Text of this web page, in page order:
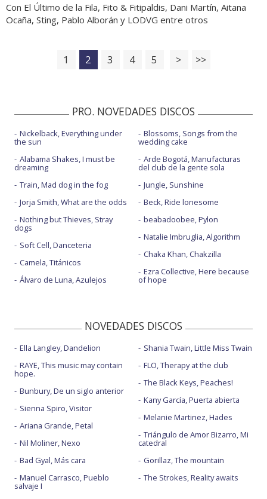
Con El Último de la Fila, Fito & Fitipaldis, Dani Martín, Aitana
Ocaña, Sting, Pablo Alborán y LODVG entre otros
1 2 3 4 5 > >>
PRO. NOVEDADES DISCOS
Nickelback, Everything under
the sun
Alabama Shakes, I must be
dreaming
Train, Mad dog in the fog
Jorja Smith, What are the odds
Nothing but Thieves, Stray
dogs
Soft Cell, Danceteria
Camela, Titánicos
Álvaro de Luna, Azulejos
Blossoms, Songs from the
wedding cake
Arde Bogotá, Manufacturas
del club de la gente sola
Jungle, Sunshine
Beck, Ride lonesome
beabadoobee, Pylon
Natalie Imbruglia, Algorithm
Chaka Khan, Chakzilla
Ezra Collective, Here because
of hope
NOVEDADES DISCOS
Ella Langley, Dandelion
RAYE, This music may contain
hope.
Bunbury, De un siglo anterior
Sienna Spiro, Visitor
Ariana Grande, Petal
Nil Moliner, Nexo
Bad Gyal, Más cara
Manuel Carrasco, Pueblo
salvaje I
Shania Twain, Little Miss Twain
FLO, Therapy at the club
The Black Keys, Peaches!
Kany García, Puerta abierta
Melanie Martinez, Hades
Triángulo de Amor Bizarro, Mi
catedral
Gorillaz, The mountain
The Strokes, Reality awaits